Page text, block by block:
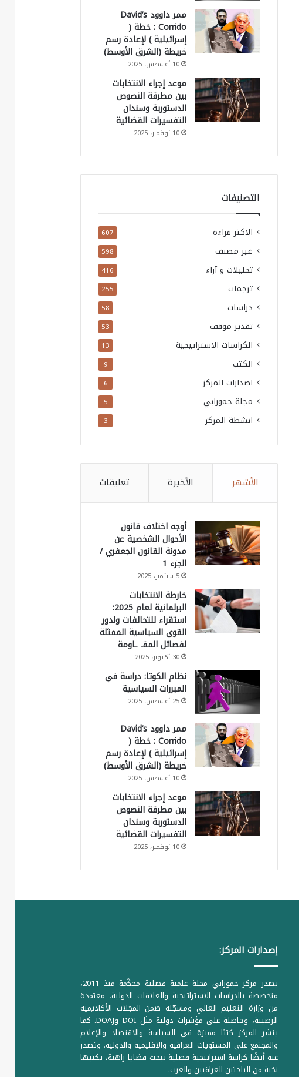
ممر داوود David’s
Corrido : خطة (
إسرائيلية ) لإعادة رسم
خريطة (الشرق الأوسط)
10 أغسطس، 2025
موعد إجراء الانتخابات
بين مطرقة النصوص
الدستورية وسندان
التفسيرات القضائية
10 نوفمبر، 2025
التصنيفات
الاكثر قراءة 607
غير مصنف 598
تحليلات و آراء 416
ترجمات 255
دراسات 58
تقدير موقف 53
الكراسات الاستراتيجية 13
الكتب 9
اصدارات المركز 6
مجلة حمورابي 5
انشطة المركز 3
الأشهر الأخيرة تعليقات
أوجه اختلاف قانون
الأحوال الشخصية عن
مدونة القانون الجعفري /
الجزء 1
5 سبتمبر، 2025
خارطة الانتخابات
البرلمانية لعام 2025:
استقراء للتحالفات ولدور
القوى السياسية الممثلة
لفصائل المقـ ـاومة
30 أكتوبر، 2025
نظام الكوتا: دراسة في
المبررات السياسية
25 أغسطس، 2025
ممر داوود David’s
Corrido : خطة (
إسرائيلية ) لإعادة رسم
خريطة (الشرق الأوسط)
10 أغسطس، 2025
موعد إجراء الانتخابات
بين مطرقة النصوص
الدستورية وسندان
التفسيرات القضائية
10 نوفمبر، 2025
إصدارات المركز:
يصدر مركز حمورابي مجلة علمية فصلية محكّمة منذ 2011،
متخصصة بالدراسات الاستراتيجية والعلاقات الدولية، معتمدة
من وزارة التعليم العالي ومسجّلة ضمن المجلات الأكاديمية
الرصينة، وحاصلة على مؤشرات دولية مثل DOI وDOAJ. كما
ينشر المركز كتبًا مميزة في السياسة والاقتصاد والإعلام
والمجتمع على المستويات العراقية والإقليمية والدولية. وتصدر
عنه أيضًا كراسة استراتيجية فصلية تبحث قضايا راهنة، يكتبها
نخبة من الباحثين العراقيين والعرب.